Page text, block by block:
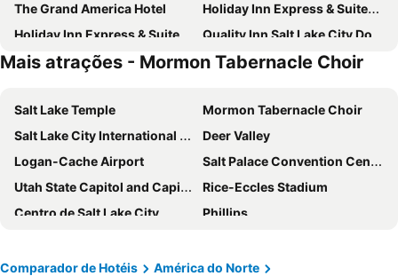
The Grand America Hotel
Holiday Inn Express & Suites Salt Lake City West Valley By Ihg
Holiday Inn Express & Suites Salt Lake City South - Murray By Ihg
Quality Inn Salt Lake City Downtown
Crystal Inn Hotel & Suites Midvalley
Tru By Hilton Salt Lake City Midvale
Super 8 by Wyndham Woods Cross/Salt Lake City North
Hilton Salt Lake City Center
Home2 Suites by Hilton Salt Lake City-Murray, UT
Spark by Hilton Salt Lake City Airport
Hampton Inn & Suites Salt Lake City Airport
Fairfield Inn & Suites Salt Lake City Downtown
Hyatt Place Salt Lake City/Downtown/The Gateway
SureStay by Best Western Salt Lake City Downtown
Mais atrações - Mormon Tabernacle Choir
Salt Lake Temple
Mormon Tabernacle Choir
Salt Lake City International Airport
Deer Valley
Logan-Cache Airport
Salt Palace Convention Center
Utah State Capitol and Capitol Hill
Rice-Eccles Stadium
Centro de Salt Lake City
Phillips
Snowbird
Solitude
Comparador de Hotéis
América do Norte